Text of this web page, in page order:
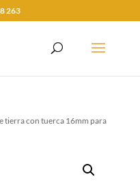
263
tierra con tuerca 16mm para